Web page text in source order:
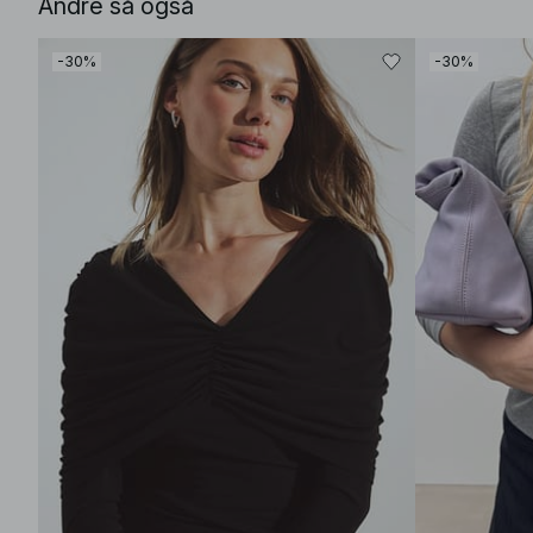
Andre så også
-30% -30%